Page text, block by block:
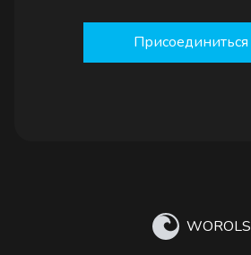
Присоединиться
WOROLS